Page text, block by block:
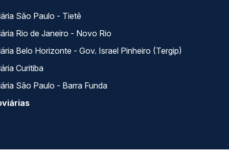
São Paulo - Tietê
Rio de Janeiro - Novo Rio
Belo Horizonte - Gov. Israel Pinheiro (Tergip)
Curitiba
São Paulo - Barra Funda